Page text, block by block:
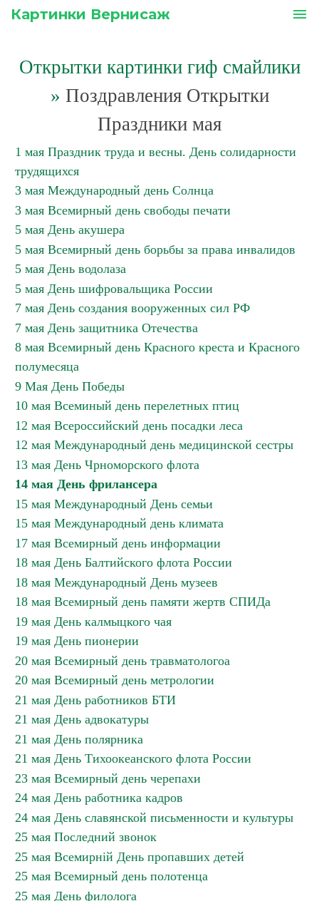
Картинки Вернисаж menu
Открытки картинки гиф смайлики
» Поздравления Открытки
Праздники мая
1 мая Праздник труда и весны. День солидарности
трудящихся
3 мая Международный день Солнца
3 мая Всемирный день свободы печати
5 мая День акушера
5 мая Всемирный день борьбы за права инвалидов
5 мая День водолаза
5 мая День шифровальщика России
7 мая День создания вооруженных сил РФ
7 мая День защитника Отечества
8 мая Всемирный день Красного креста и Красного
полумесяца
9 Мая День Победы
10 мая Всеминый день перелетных птиц
12 мая Всероссийский день посадки леса
12 мая Международный день медицинской сестры
13 мая День Чрноморского флота
14 мая День фрилансера
15 мая Международный День семьи
15 мая Международный день климата
17 мая Всемирный день информации
18 мая День Балтийского флота России
18 мая Международный День музеев
18 мая Всемирный день памяти жертв СПИДа
19 мая День калмыцкого чая
19 мая День пионерии
20 мая Всемирный день травматологоа
20 мая Всемирный день метрологии
21 мая День работников БТИ
21 мая День адвокатуры
21 мая День полярника
21 мая День Тихоокеанского флота России
23 мая Всемирный день черепахи
24 мая День работника кадров
24 мая День славянской письменности и культуры
25 мая Последний звонок
25 мая Всемирній День пропавших детей
25 мая Всемирный день полотенца
25 мая День филолога